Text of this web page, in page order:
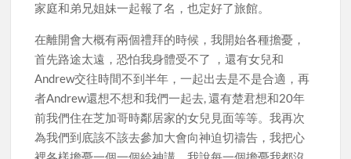
家庭和弟兄姐妹一起報了名，也定好了旅館。
在離開會大概有兩個禮拜的時候，我開始各種擔憂，
首先路途太遠，恐怕我身體受不了 ，還有女兒和
Andrew交往時間不到半年，一起出去是不是合適，再
者Andrew還想不想和我們一起去, 還有楚君想和20年
前我們住在芝加哥時鄰居家的女兒見面等等。我再次
為我們到底該不該去參加大會向神迫切禱告，我把心